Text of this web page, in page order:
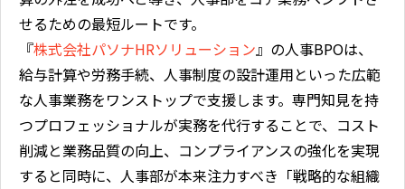
せるための最短ルートです。
『株式会社パソナHRソリューション』の人事BPOは、
給与計算や労務手続、人事制度の設計運用といった広範
な人事業務をワンストップで支援します。専門知見を持
つプロフェッショナルが実務を代行することで、コスト
削減と業務品質の向上、コンプライアンスの強化を実現
すると同時に、人事部が本来注力すべき「戦略的な組織